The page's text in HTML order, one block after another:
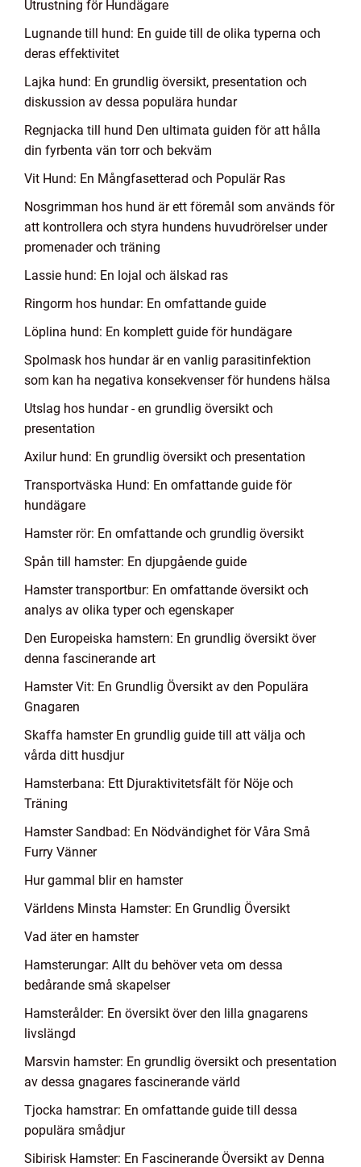
Utrustning för Hundägare
Lugnande till hund: En guide till de olika typerna och
deras effektivitet
Lajka hund: En grundlig översikt, presentation och
diskussion av dessa populära hundar
Regnjacka till hund Den ultimata guiden för att hålla
din fyrbenta vän torr och bekväm
Vit Hund: En Mångfasetterad och Populär Ras
Nosgrimman hos hund är ett föremål som används för
att kontrollera och styra hundens huvudrörelser under
promenader och träning
Lassie hund: En lojal och älskad ras
Ringorm hos hundar: En omfattande guide
Löplina hund: En komplett guide för hundägare
Spolmask hos hundar är en vanlig parasitinfektion
som kan ha negativa konsekvenser för hundens hälsa
Utslag hos hundar - en grundlig översikt och
presentation
Axilur hund: En grundlig översikt och presentation
Transportväska Hund: En omfattande guide för
hundägare
Hamster rör: En omfattande och grundlig översikt
Spån till hamster: En djupgående guide
Hamster transportbur: En omfattande översikt och
analys av olika typer och egenskaper
Den Europeiska hamstern: En grundlig översikt över
denna fascinerande art
Hamster Vit: En Grundlig Översikt av den Populära
Gnagaren
Skaffa hamster En grundlig guide till att välja och
vårda ditt husdjur
Hamsterbana: Ett Djuraktivitetsfält för Nöje och
Träning
Hamster Sandbad: En Nödvändighet för Våra Små
Furry Vänner
Hur gammal blir en hamster
Världens Minsta Hamster: En Grundlig Översikt
Vad äter en hamster
Hamsterungar: Allt du behöver veta om dessa
bedårande små skapelser
Hamsterålder: En översikt över den lilla gnagarens
livslängd
Marsvin hamster: En grundlig översikt och presentation
av dessa gnagares fascinerande värld
Tjocka hamstrar: En omfattande guide till dessa
populära smådjur
Sibirisk Hamster: En Fascinerande Översikt av Denna